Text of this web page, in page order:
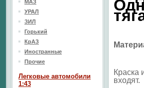
Краска
входят.
МАЗ
УРАЛ
ЗИЛ
Горький
КрАЗ
Иностранные
Прочие
Легковые автомобили
1:43